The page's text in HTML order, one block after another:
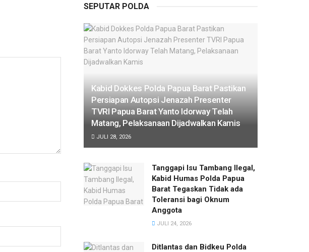
SEPUTAR POLDA
Kabid Dokkes Polda Papua Barat Pastikan
Persiapan Autopsi Jenazah Presenter
TVRI Papua Barat Yanto Idorway Telah
Matang, Pelaksanaan Dijadwalkan Kamis
JULI 28, 2026
Tanggapi Isu Tambang Ilegal,
Kabid Humas Polda Papua
Barat Tegaskan Tidak ada
Toleransi bagi Oknum
Anggota
JULI 24, 2026
Ditlantas dan Bidkeu Polda